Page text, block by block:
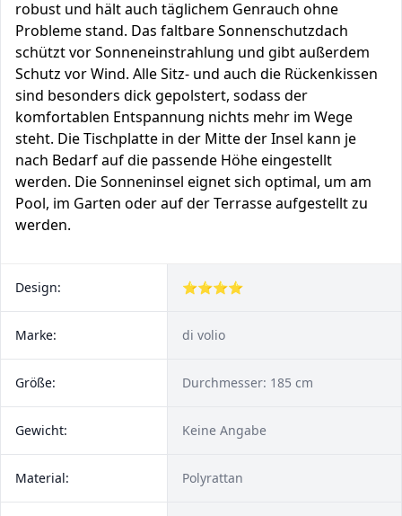
robust und hält auch täglichem Genrauch ohne
Probleme stand. Das faltbare Sonnenschutzdach
schützt vor Sonneneinstrahlung und gibt außerdem
Schutz vor Wind. Alle Sitz- und auch die Rückenkissen
sind besonders dick gepolstert, sodass der
komfortablen Entspannung nichts mehr im Wege
steht. Die Tischplatte in der Mitte der Insel kann je
nach Bedarf auf die passende Höhe eingestellt
werden. Die Sonneninsel eignet sich optimal, um am
Pool, im Garten oder auf der Terrasse aufgestellt zu
werden.
Design: ⭐⭐⭐⭐
Marke: di volio
Größe: Durchmesser: 185 cm
Gewicht: Keine Angabe
Material: Polyrattan